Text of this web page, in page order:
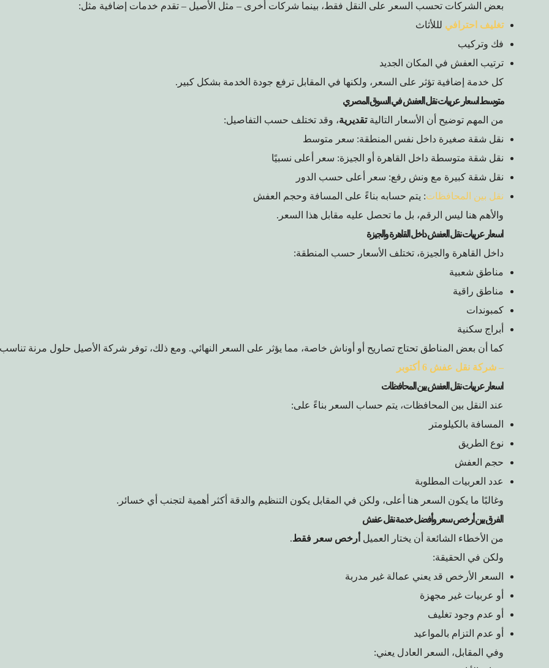
بعض الشركات تحسب السعر على النقل فقط، بينما شركات أخرى – مثل الأصيل – تقدم خدمات إضافية مثل:
تغليف احترافي لللأثاث
فك وتركيب
ترتيب العفش في المكان الجديد
كل خدمة إضافية تؤثر على السعر، ولكنها في المقابل ترفع جودة الخدمة بشكل كبير.
متوسط اسعار عربيات نقل العفش في السوق المصري
من المهم توضيح أن الأسعار التاليةتقديرية، وقد تختلف حسب التفاصيل:
نقل شقة صغيرة داخل نفس المنطقة: سعر متوسط
نقل شقة متوسطة داخل القاهرة أو الجيزة: سعر أعلى نسبيًا
نقل شقة كبيرة مع ونش رفع: سعر أعلى حسب الدور
نقل بين المحافظات: يتم حسابه بناءً على المسافة وحجم العفش
والأهم هنا ليس الرقم، بل ما تحصل عليه مقابل هذا السعر.
اسعار عربيات نقل العفش داخل القاهرة والجيزة
داخل القاهرة والجيزة، تختلف الأسعار حسب المنطقة:
مناطق شعبية
مناطق راقية
كمبوندات
أبراج سكنية
كما أن بعض المناطق تحتاج تصاريح أو أوناش خاصة، مما يؤثر على السعر النهائي. ومع ذلك، توفر شركة الأصيل حلول مرنة
– شركة نقل عفش 6 أكتوبر
اسعار عربيات نقل العفش بين المحافظات
عند النقل بين المحافظات، يتم حساب السعر بناءً على:
المسافة بالكيلومتر
نوع الطريق
حجم العفش
عدد العربيات المطلوبة
وغالبًا ما يكون السعر هنا أعلى، ولكن في المقابل يكون التنظيم والدقة أكثر أهمية لتجنب أي خسائر.
الفرق بين أرخص سعر وأفضل خدمة نقل عفش
من الأخطاء الشائعة أن يختار العميل أرخص سعر فقط.
ولكن في الحقيقة:
السعر الأرخص قد يعني عمالة غير مدربة
أو عربيات غير مجهزة
أو عدم وجود تغليف
أو عدم التزام بالمواعيد
وفي المقابل، السعر العادل يعني: